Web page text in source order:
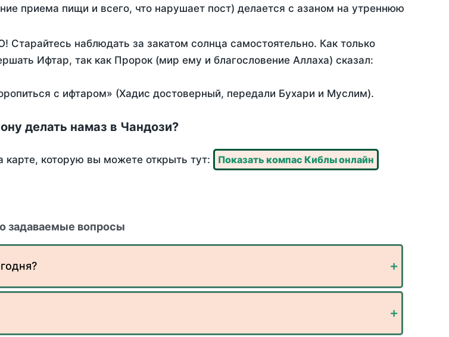
приема пищи и всего, что нарушает пост) делается с азаном на утреннюю
наблюдать за закатом солнца самостоятельно. Как только
Ифтар, так как Пророк (мир ему и благословение Аллаха) сказал:
с ифтаром» (Хадис достоверный, передали Бухари и Муслим).
делать намаз в Чандози?
карте, которую вы можете открыть тут: Показать компас Киблы онлайн
задаваемые вопросы